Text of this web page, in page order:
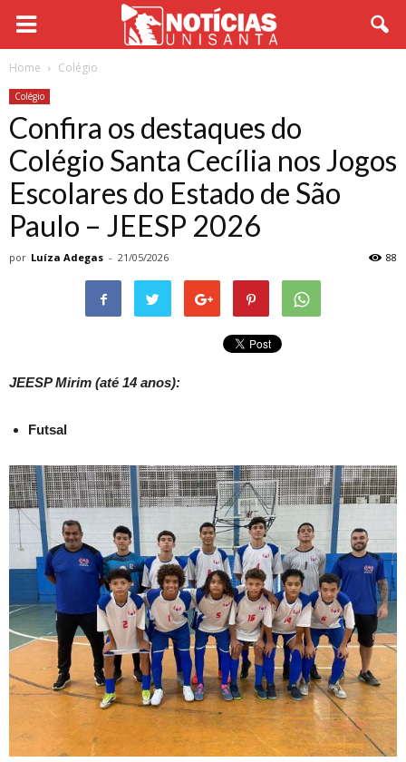
Home Colégio
Colégio
Confira os destaques do
Colégio Santa Cecília nos Jogos
Escolares do Estado de São
Paulo – JEESP 2026
por Luíza Adegas - 21/05/2026 88
JEESP Mirim (até 14 anos):
Futsal